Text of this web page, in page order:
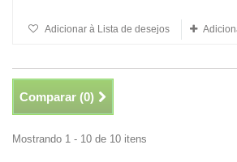
Adicionar à Lista de desejos
Comparar (0)
Mostrando 1 - 10 de 10 itens